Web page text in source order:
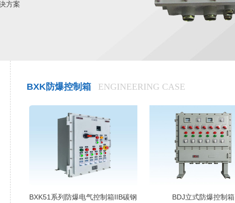
方案
BXK防爆控制箱 ENGINEERING CASE
BXK51系列防爆电气控制箱IIB碳钢
BDJ立式防爆控制箱